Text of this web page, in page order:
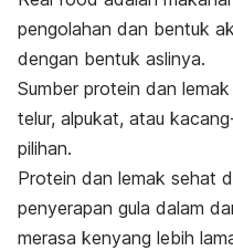
pengolahan dan bentuk
dengan bentuk aslinya.
Sumber protein dan
telur, alpukat, atau
pilihan.
Protein dan lemak sehat
penyerapan gula dalam
merasa kenyang lebih